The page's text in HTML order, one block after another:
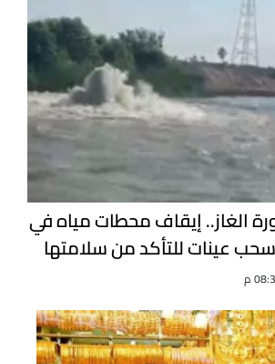
الغاز.. إيقاف محطات مياه في
عينات للتأكد من سلامتها